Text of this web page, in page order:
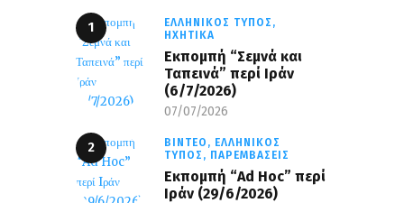
ΕΛΛΗΝΙΚΌΣ ΤΎΠΟΣ,
ΗΧΗΤΙΚΆ
Εκπομπή “Σεμνά και
Ταπεινά” περί Ιράν
(6/7/2026)
07/07/2026
ΒΊΝΤΕΟ, ΕΛΛΗΝΙΚΌΣ
ΤΎΠΟΣ, ΠΑΡΕΜΒΆΣΕΙΣ
Εκπομπή “Ad Hoc” περί
Iράν (29/6/2026)